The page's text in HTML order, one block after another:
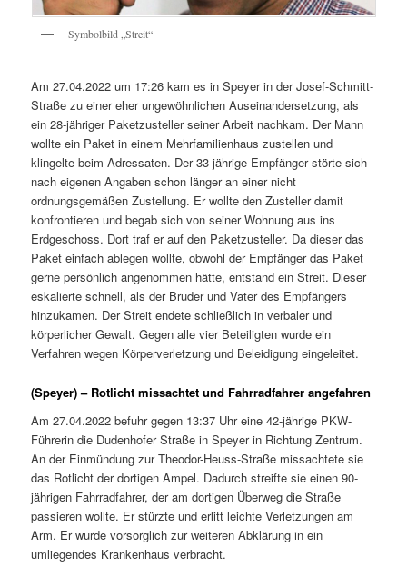
Symbolbild „Streit“
Am 27.04.2022 um 17:26 kam es in Speyer in der Josef-Schmitt-
Straße zu einer eher ungewöhnlichen Auseinandersetzung, als
ein 28-jähriger Paketzusteller seiner Arbeit nachkam. Der Mann
wollte ein Paket in einem Mehrfamilienhaus zustellen und
klingelte beim Adressaten. Der 33-jährige Empfänger störte sich
nach eigenen Angaben schon länger an einer nicht
ordnungsgemäßen Zustellung. Er wollte den Zusteller damit
konfrontieren und begab sich von seiner Wohnung aus ins
Erdgeschoss. Dort traf er auf den Paketzusteller. Da dieser das
Paket einfach ablegen wollte, obwohl der Empfänger das Paket
gerne persönlich angenommen hätte, entstand ein Streit. Dieser
eskalierte schnell, als der Bruder und Vater des Empfängers
hinzukamen. Der Streit endete schließlich in verbaler und
körperlicher Gewalt. Gegen alle vier Beteiligten wurde ein
Verfahren wegen Körperverletzung und Beleidigung eingeleitet.
(Speyer) – Rotlicht missachtet und Fahrradfahrer angefahren
Am 27.04.2022 befuhr gegen 13:37 Uhr eine 42-jährige PKW-
Führerin die Dudenhofer Straße in Speyer in Richtung Zentrum.
An der Einmündung zur Theodor-Heuss-Straße missachtete sie
das Rotlicht der dortigen Ampel. Dadurch streifte sie einen 90-
jährigen Fahrradfahrer, der am dortigen Überweg die Straße
passieren wollte. Er stürzte und erlitt leichte Verletzungen am
Arm. Er wurde vorsorglich zur weiteren Abklärung in ein
umliegendes Krankenhaus verbracht.